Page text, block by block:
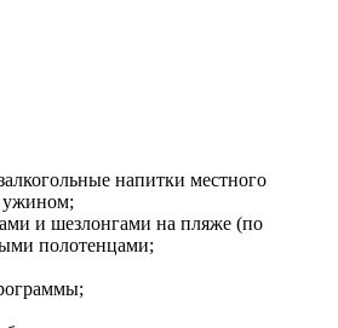
напитки местного
ужином;
и шезлонгами на пляже (по
полотенцами;